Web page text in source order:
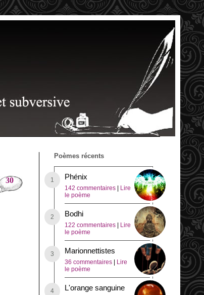
30
Poèmes récents
Phénix
142 commentaires
Lire
le poème
Bodhi
122 commentaires
Lire
le poème
Marionnettistes
36 commentaires
Lire
le poème
L'orange sanguine